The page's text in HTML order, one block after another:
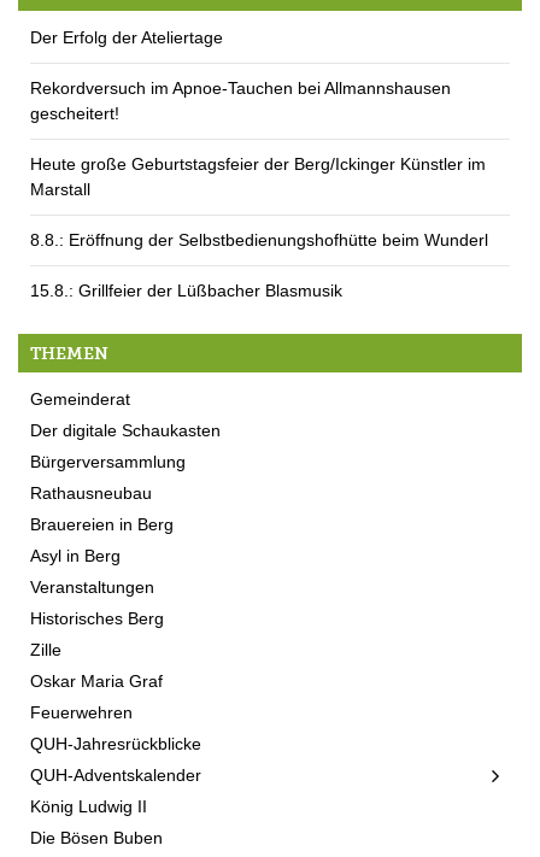
Der Erfolg der Ateliertage
Rekordversuch im Apnoe-Tauchen bei Allmannshausen
gescheitert!
Heute große Geburtstagsfeier der Berg/Ickinger Künstler im
Marstall
8.8.: Eröffnung der Selbstbedienungshofhütte beim Wunderl
15.8.: Grillfeier der Lüßbacher Blasmusik
THEMEN
Gemeinderat
Der digitale Schaukasten
Bürgerversammlung
Rathausneubau
Brauereien in Berg
Asyl in Berg
Veranstaltungen
Historisches Berg
Zille
Oskar Maria Graf
Feuerwehren
QUH-Jahresrückblicke
QUH-Adventskalender
König Ludwig II
Die Bösen Buben